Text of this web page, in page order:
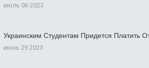
июль 06 2023
Украинским Студентам Придется Платить
июнь 29 2023